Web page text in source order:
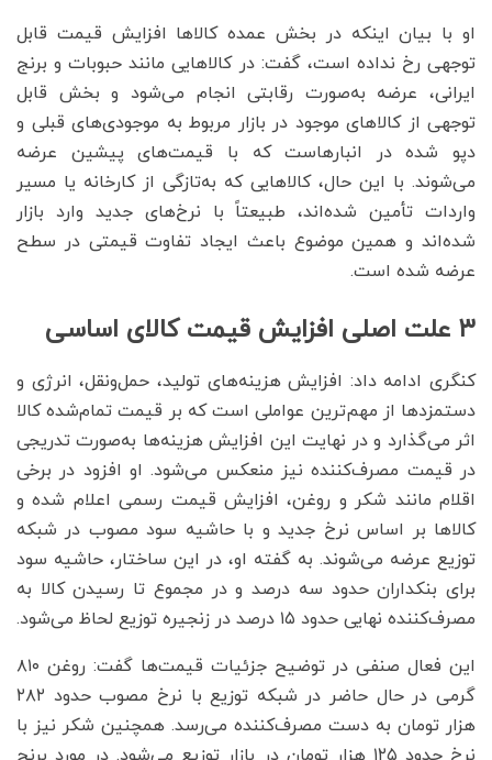
او با بیان اینکه در بخش عمده کالاها افزایش قیمت قابل
توجهی رخ نداده است، گفت: در کالاهایی مانند حبوبات و برنج
ایرانی، عرضه به‌صورت رقابتی انجام می‌شود و بخش قابل
توجهی از کالاهای موجود در بازار مربوط به موجودی‌های قبلی و
دپو شده در انبارهاست که با قیمت‌های پیشین عرضه
می‌شوند. با این حال، کالاهایی که به‌تازگی از کارخانه یا مسیر
واردات تأمین شده‌اند، طبیعتاً با نرخ‌های جدید وارد بازار
شده‌اند و همین موضوع باعث ایجاد تفاوت قیمتی در سطح
عرضه شده است.
۳ علت اصلی افزایش قیمت کالای اساسی
کنگری ادامه داد: افزایش هزینه‌های تولید، حمل‌ونقل، انرژی و
دستمزدها از مهم‌ترین عواملی است که بر قیمت تمام‌شده کالا
اثر می‌گذارد و در نهایت این افزایش هزینه‌ها به‌صورت تدریجی
در قیمت مصرف‌کننده نیز منعکس می‌شود. او افزود در برخی
اقلام مانند شکر و روغن، افزایش قیمت رسمی اعلام شده و
کالاها بر اساس نرخ جدید و با حاشیه سود مصوب در شبکه
توزیع عرضه می‌شوند. به گفته او، در این ساختار، حاشیه سود
برای بنکداران حدود سه درصد و در مجموع تا رسیدن کالا به
مصرف‌کننده نهایی حدود ۱۵ درصد در زنجیره توزیع لحاظ می‌شود.
این فعال صنفی در توضیح جزئیات قیمت‌ها گفت: روغن ۸۱۰
گرمی در حال حاضر در شبکه توزیع با نرخ مصوب حدود ۲۸۲
هزار تومان به دست مصرف‌کننده می‌رسد. همچنین شکر نیز با
نرخ حدود ۱۲۵ هزار تومان در بازار توزیع می‌شود. در مورد برنج